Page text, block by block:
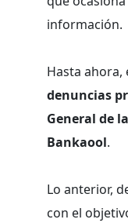
información.
Hasta ahora,
denuncias
General de
Bankaool.
Lo anterior,
con el